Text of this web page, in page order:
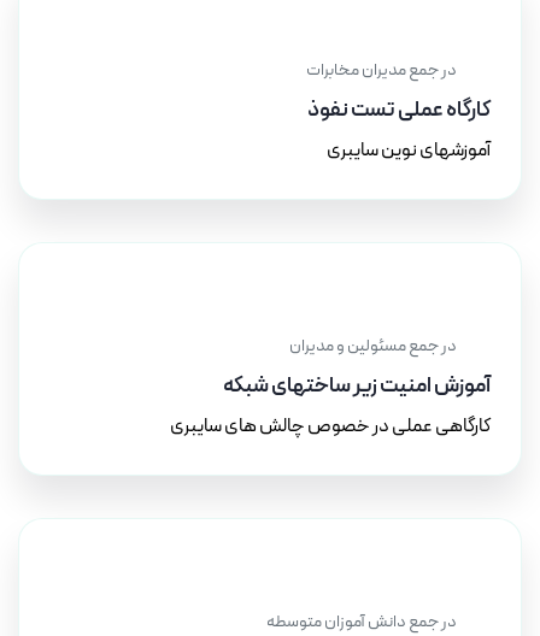
در جمع مدیران مخابرات
کارگاه عملی تست نفوذ
آموزشهای نوین سایبری
در جمع مسئولین و مدیران
آموزش امنیت زیر ساختهای شبکه
کارگاهی عملی در خصوص چالش های سایبری
در جمع دانش آموزان متوسطه